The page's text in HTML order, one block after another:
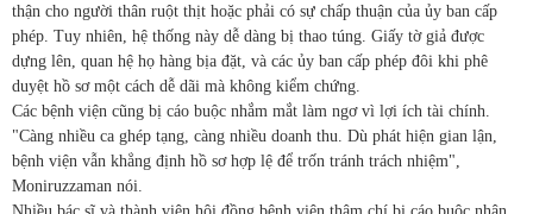
thận cho người thân ruột thịt hoặc phải có sự chấp thuận của ủy ban cấp
phép. Tuy nhiên, hệ thống này dễ dàng bị thao túng. Giấy tờ giả được
dựng lên, quan hệ họ hàng bịa đặt, và các ủy ban cấp phép đôi khi phê
duyệt hồ sơ một cách dễ dãi mà không kiểm chứng.
Các bệnh viện cũng bị cáo buộc nhắm mắt làm ngơ vì lợi ích tài chính.
"Càng nhiều ca ghép tạng, càng nhiều doanh thu. Dù phát hiện gian lận,
bệnh viện vẫn khẳng định hồ sơ hợp lệ để trốn tránh trách nhiệm",
Moniruzzaman nói.